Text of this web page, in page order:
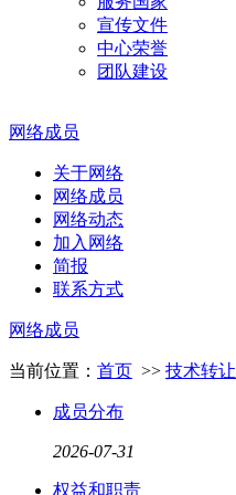
宣传文件
中心荣誉
团队建设
网络成员
关于网络
网络成员
网络动态
加入网络
简报
联系方式
网络成员
当前位置： 首页 >> 技术转让
成员分布
2026-07-31
权益和职责